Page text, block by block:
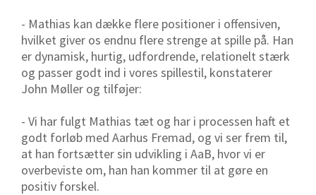
- Mathias kan dække flere positioner i offensiven,
hvilket giver os endnu flere strenge at spille på. Han
er dynamisk, hurtig, udfordrende, relationelt stærk
og passer godt ind i vores spillestil, konstaterer
John Møller og tilføjer:
- Vi har fulgt Mathias tæt og har i processen haft et
godt forløb med Aarhus Fremad, og vi ser frem til,
at han fortsætter sin udvikling i AaB, hvor vi er
overbeviste om, han han kommer til at gøre en
positiv forskel.